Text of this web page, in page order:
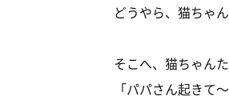
どうやら、猫ちゃ
そこへ、猫ちゃん
「パパさん起きて